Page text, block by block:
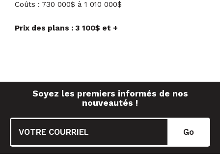
Coûts : 730 000$ à 1 010 000$
Prix des plans : 3 100$ et +
Soyez les premiers informés de nos
nouveautés !